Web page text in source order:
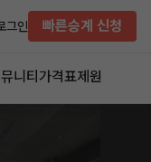
그인 빠른승계 신청
니티 가격표제원